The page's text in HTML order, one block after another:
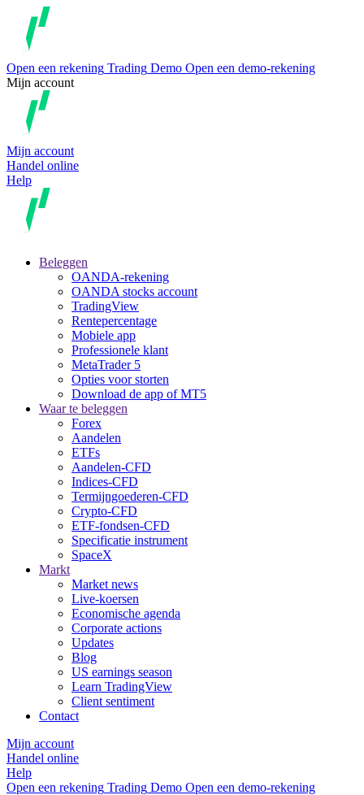
Open een rekening Trading Demo Open een demo-rekening
Mijn account
Mijn account
Handel online
Help
Beleggen
OANDA-rekening
OANDA stocks account
TradingView
Rentepercentage
Mobiele app
Professionele klant
MetaTrader 5
Opties voor storten
Download de app of MT5
Waar te beleggen
Forex
Aandelen
ETFs
Aandelen-CFD
Indices-CFD
Termijngoederen-CFD
Crypto-CFD
ETF-fondsen-CFD
Specificatie instrument
SpaceX
Markt
Market news
Live-koersen
Economische agenda
Corporate actions
Updates
Blog
US earnings season
Learn TradingView
Client sentiment
Contact
Mijn account
Handel online
Help
Open een rekening Trading Demo Open een demo-rekening